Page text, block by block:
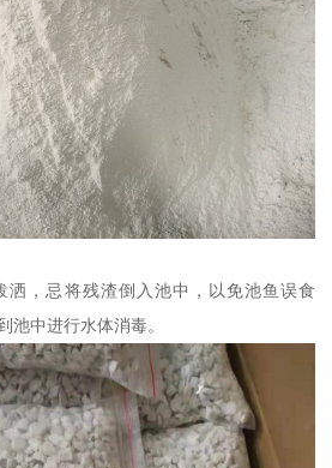
洒，忌将残渣倒入池中，以免池鱼误食
池中进行水体消毒。